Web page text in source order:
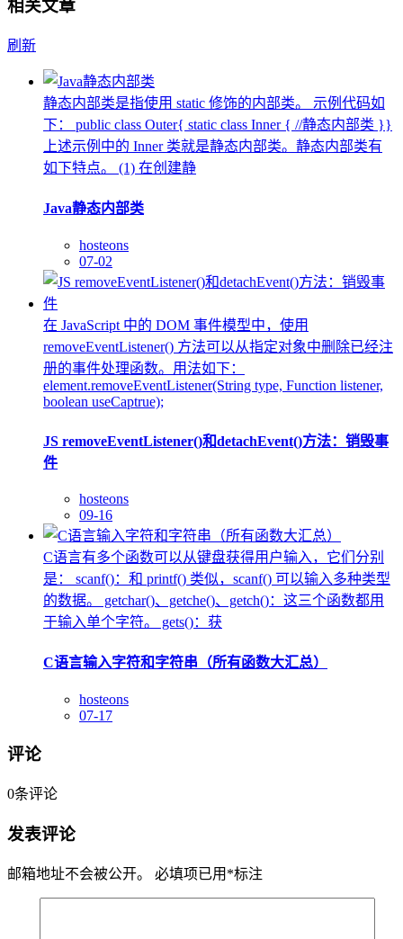
相关文章
刷新
静态内部类是指使用 static 修饰的内部类。 示例代码如
下： public class Outer{ static class Inner { //静态内部类 }}
上述示例中的 Inner 类就是静态内部类。静态内部类有
如下特点。 (1) 在创建静
Java静态内部类
hosteons
07-02
在 JavaScript 中的 DOM 事件模型中，使用
removeEventListener() 方法可以从指定对象中删除已经注
册的事件处理函数。用法如下：
element.removeEventListener(String type, Function listener,
boolean useCaptrue);
JS removeEventListener()和detachEvent()方法：销毁事
件
hosteons
09-16
C语言有多个函数可以从键盘获得用户输入，它们分别
是： scanf()：和 printf() 类似，scanf() 可以输入多种类型
的数据。 getchar()、getche()、getch()：这三个函数都用
于输入单个字符。 gets()：获
C语言输入字符和字符串（所有函数大汇总）
hosteons
07-17
评论
0条评论
发表评论
邮箱地址不会被公开。 必填项已用 *标注